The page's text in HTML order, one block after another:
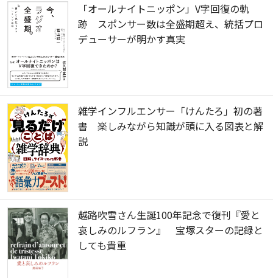
「オールナイトニッポン」V字回復の軌
跡 スポンサー数は全盛期超え、統括プロ
デューサーが明かす真実
雑学インフルエンサー「けんたろ」初の著
書 楽しみながら知識が頭に入る図表と解
説
越路吹雪さん生誕100年記念で復刊『愛と
哀しみのルフラン』 宝塚スターの記録と
しても貴重